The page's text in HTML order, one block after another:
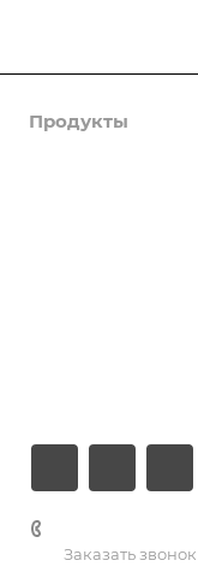
Продукты
Заказать звонок